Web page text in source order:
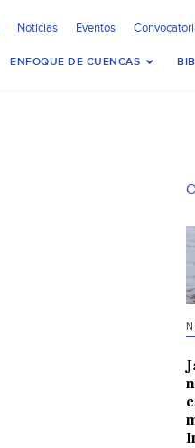
Noticias Eventos
ENFOQUE DE CUENCAS